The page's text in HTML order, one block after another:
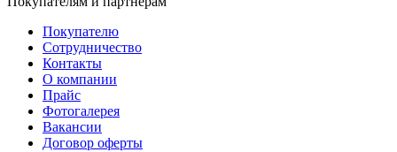
Покупателю
Сотрудничество
Контакты
О компании
Прайс
Фотогалерея
Вакансии
Договор оферты